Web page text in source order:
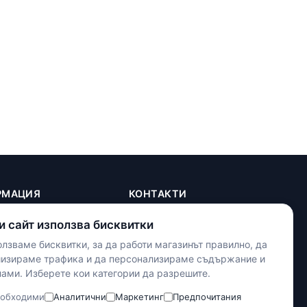
КОНТАКТИ
улица Панайот Волов 42,
Наложен платеж
сайт използва бисквитки
бисквитки, за да работи магазинът правилно, да
трафика и да персонализираме съдържание и
Изберете кои категории да разрешите.
Аналитични Маркетинг
Предпочитания